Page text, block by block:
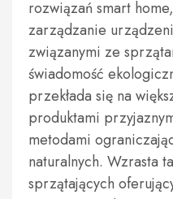
rozwiązań smart
zarządzanie
związanymi ze
świadomość
przekłada się na
produktami
metodami
naturalnych. Wzrasta
sprzątających